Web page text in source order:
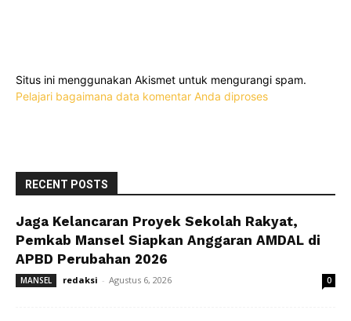
Situs ini menggunakan Akismet untuk mengurangi spam.
Pelajari bagaimana data komentar Anda diproses
RECENT POSTS
Jaga Kelancaran Proyek Sekolah Rakyat,
Pemkab Mansel Siapkan Anggaran AMDAL di
APBD Perubahan 2026
MANSEL redaksi - Agustus 6, 2026 0